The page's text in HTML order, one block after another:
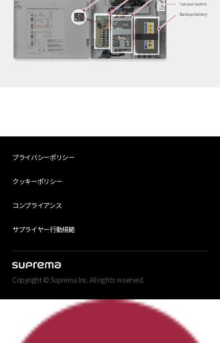
プライバシーポリシー
クッキーポリシー
コンプライアンス
サプライヤー行動規範
Copyright © Suprema Inc. All rights reserved.